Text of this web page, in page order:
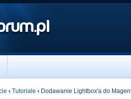
‹ Tutoriale ‹ Dodawanie Lightbox'a do